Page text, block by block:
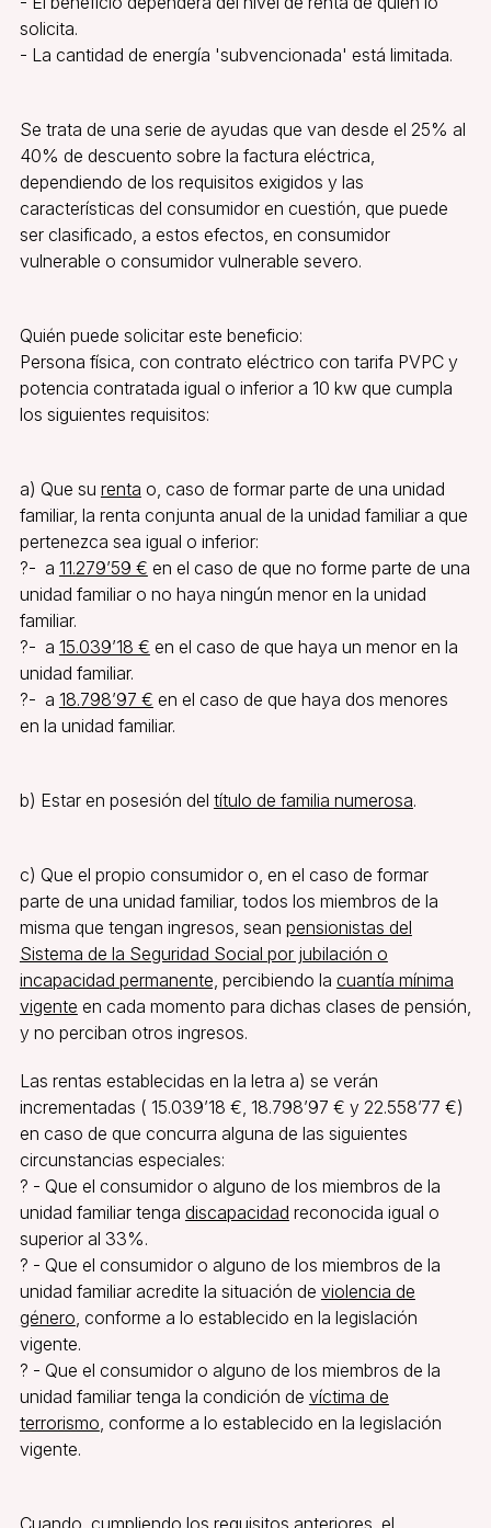
solicita.
- La cantidad de energía 'subvencionada' está limitada.
Se trata de una serie de ayudas que van desde el 25% al
40% de descuento sobre la factura eléctrica,
dependiendo de los requisitos exigidos y las
características del consumidor en cuestión, que puede
ser clasificado, a estos efectos, en consumidor
vulnerable o consumidor vulnerable severo.
Quién puede solicitar este beneficio:
Persona física, con contrato eléctrico con tarifa PVPC y
potencia contratada igual o inferior a 10 kw que cumpla
los siguientes requisitos:
a) Que su renta o, caso de formar parte de una unidad
familiar, la renta conjunta anual de la unidad familiar a que
pertenezca sea igual o inferior:
?- a 11.279’59 € en el caso de que no forme parte de una
unidad familiar o no haya ningún menor en la unidad
familiar.
?- a 15.039’18 € en el caso de que haya un menor en la
unidad familiar.
?- a 18.798’97 € en el caso de que haya dos menores
en la unidad familiar.
b) Estar en posesión del título de familia numerosa.
c) Que el propio consumidor o, en el caso de formar
parte de una unidad familiar, todos los miembros de la
misma que tengan ingresos, sean pensionistas del
Sistema de la Seguridad Social por jubilación o
incapacidad permanente, percibiendo la cuantía mínima
vigente en cada momento para dichas clases de pensión,
y no perciban otros ingresos.
Las rentas establecidas en la letra a) se verán
incrementadas ( 15.039’18 €, 18.798’97 € y 22.558’77 €)
en caso de que concurra alguna de las siguientes
circunstancias especiales:
? - Que el consumidor o alguno de los miembros de la
unidad familiar tenga discapacidad reconocida igual o
superior al 33%.
? - Que el consumidor o alguno de los miembros de la
unidad familiar acredite la situación de violencia de
género , conforme a lo establecido en la legislación
vigente.
? - Que el consumidor o alguno de los miembros de la
unidad familiar tenga la condición de víctima de
terrorismo , conforme a lo establecido en la legislación
vigente.
Cuando, cumpliendo los requisitos anteriores, el